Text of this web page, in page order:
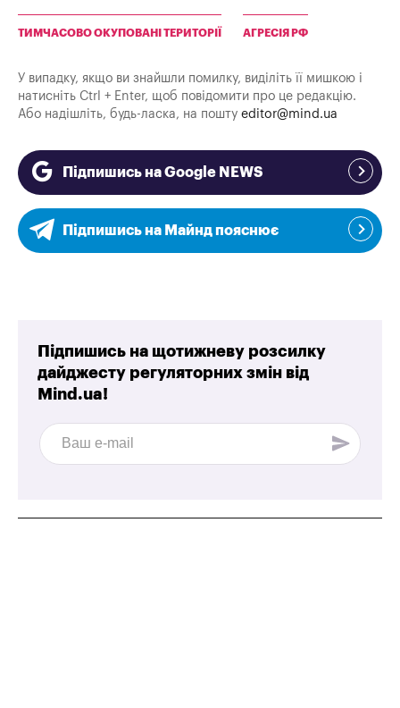
ТИМЧАСОВО ОКУПОВАНІ ТЕРИТОРІЇ АГРЕСІЯ РФ
У випадку, якщо ви знайшли помилку, виділіть її мишкою і
натисніть Ctrl + Enter, щоб повідомити про це редакцію.
Або надішліть, будь-ласка, на пошту editor@mind.ua
Підпишись на Google NEWS
Підпишись на Майнд пояснює
Підпишись на щотижневу розсилку
дайджесту регуляторних змін від
Mind.ua!